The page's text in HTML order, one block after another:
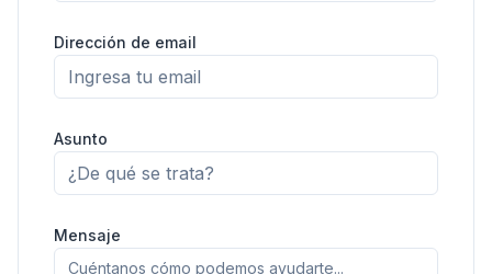
Dirección de email
Asunto
Mensaje